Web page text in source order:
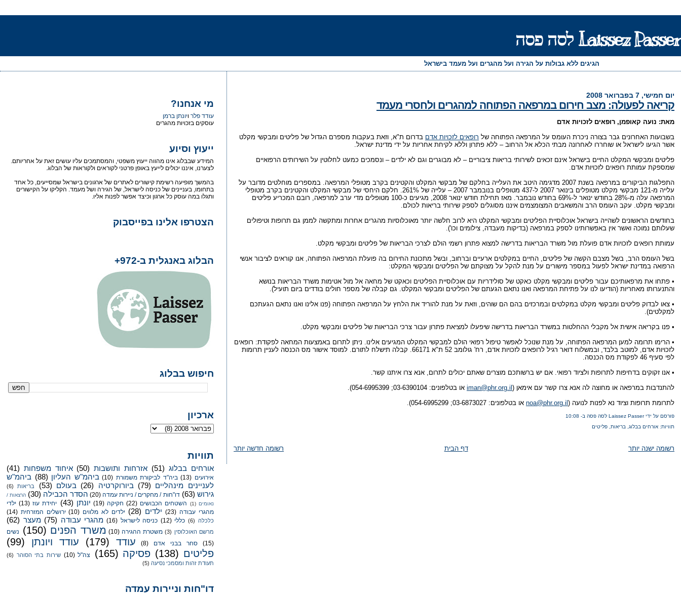
Laissez Passer לסה פסה
הגיגים ללא גבולות על הגירה ועל מהגרים ועל מעמד בישראל
יום חמישי, 7 בפברואר 2008
קריאה לפעולה: מצב חירום במרפאה הפתוחה למהגרים ולחסרי מעמד
מאת: נועה קאופמן, רופאים לזכויות אדם
בשבועות האחרונים גבר בצורה ניכרת העומס על המרפאה הפתוחה של רופאים לזכויות אדם בדרום ת"א, וזאת בעקבות מספרם הגדול של פליטים ומבקשי מקלט
אשר הגיעו לישראל או שוחררו לאחרונה מבתי הכלא אל הרחוב – ללא פתרון וללא לקיחת אחריות על ידי מדינת ישראל.
פליטים ומבקשי המקלט החיים בישראל אינם זכאים לשירותי בריאות ציבוריים – לא מבוגרים וגם לא ילדים – ונסמכים כמעט לחלוטין על השירותים הרפואיים
שמספקת עמותת רופאים לזכויות אדם.
התפלגות הביקורים במרפאה בשנת 2007 מדגימה היטב את העלייה בחלקם של מבקשי המקלט והקטינים בקרב מטופלי המרפאה. במספרים מוחלטים מדובר על
עלייה מ-121 מבקשי מקלט מטופלים בינואר 2007 ל-437 מטופלים בנובמבר 2007 – עלייה של 261%. חלקם היחסי של מבקשי המקלט והקטינים בקרב מטופלי
המרפאה עלה מ-28% בחודש ינואר ל-69% בחודש נובמבר. מאז תחילת חודש ינואר 2008, מגיעים כ-100 מטופלים מדי ערב למרפאה, רובם המכריע פליטים
ומבקשי מקלט. עקב העומס הרב והמשאבים המצומצמים איננו מסוגלים לספק שירותי בריאות לכולם.
בחודשים הראשונים לשהייה בישראל אוכלוסיית הפליטים ומבקשי המקלט היא לרוב חלשה יותר מאוכלוסיות מהגרים אחרות ומתקשה לממן גם תרופות וטיפולים
שעלותם נמוכה ואשר אין באפשרותינו לספק במרפאה (בדיקות מעבדה, צילומים וכו').
עמותת רופאים לזכויות אדם פועלת מול משרד הבריאות בדרישה למצוא פתרון רשמי הולם לצרכי הבריאות של פליטים ומבקשי מקלט.
בשל העומס הרב, בשל מצבם הקשה של פליטים, החיים במקלטים ארעיים וברחוב, ובשל מתכונת החירום בה פועלת המרפאה הפתוחה, אנו קוראים לציבור אנשי
הרפואה במדינת ישראל לפעול במספר מישורים על מנת להקל על מצוקתם של הפליטים ומבקשי המקלט:
• פתחו את מרפאותיכם עבור פליטים ומבקשי מקלט כאקט של סולידריות עם אוכלוסיית הפליטים וכאקט של מחאה אל מול אטימות משרד הבריאות בנושא
והתנערותו מאחריות (הודיעו לנו על פתיחת המרפאה ואנו נתאם הגעתם של הפליטים ומבקשי המקלט. גם קבלה של מספר חולים בודדים ביום תועיל).
• צאו לבדוק פליטים ומבקשי מקלט במקלטים ובמרכזים בהם הם שוהים, וזאת על מנת להוריד את הלחץ על המרפאה הפתוחה (פנו אלינו ואנו נתאם הגעתכם
למקלטים).
• פנו בקריאה אישית אל מקבלי ההחלטות במשרד הבריאות בדרישה שיפעלו למציאת פתרון עבור צרכי הבריאות של פליטים ומבקשי מקלט.
• הרימו תרומה למען המרפאה הפתוחה, על מנת שנוכל לאפשר טיפול רפואי הולם למבקשי המקלט המגיעים אלינו. ניתן לתרום באמצעות המחאה לפקודת: רופאים
לזכויות אדם, למוטב בלבד, ובמשלוח דואר רגיל לרופאים לזכויות אדם, רח' גולומב 52 ת"א 66171. קבלה תישלח לתורם. למוסד אישור מס הכנסה לעניין תרומות
לפי סעיף 46 לפקודת מס הכנסה.
• אנו זקוקים בדחיפות לתרופות ולציוד רפואי. אם יש ברשותכם מוצרים שאתם יכולים לתרום, אנא צרו איתנו קשר.
להתנדבות במרפאה או מחוצה לה אנא צרו קשר עם אימאן ( iman@phr.org.il או בטלפונים: 03-6390104; 054-6995399).
לתרומת תרופות וציוד נא לפנות לנועה ( noa@phr.org.il או בטלפונים: 03-6873027; 054-6995299).
פורסם על ידי Laissez Passer לסה פסה ב- 10:08
תוויות: אורחים בבלוג, בריאות, פליטים
רשומה חדשה יותר רשומה ישנה יותר דף הבית
מי אנחנו?
עודד פלר ויונתן ברמן
עוסקים בזכויות מהגרים
ייעוץ וסיוע
המידע שבבלוג אינו מהווה ייעוץ משפטי, והמסתמכים עליו עושים זאת על אחריותם.
לצערנו, איננו יכולים לייעץ באופן פרטני לקוראים ולקוראות של הבלוג.
בהמשך מופיעה רשימת קישורים לאתרים של ארגונים בישראל שמסייעים, כל אחד
בתחומו, בעניינים של כניסה לישראל, של הגירה ושל מעמד. הקליקו על הקישורים
ותגלו במה עוסק כל ארגון וכיצד אפשר לפנות אליו.
הצטרפו אלינו בפייסבוק
הבלוג באנגלית ב-972+
חיפוש בבלוג
ארכיון
תוויות
אורחים בבלוג (51) אזרחות ותושבות (50) איחוד משפחות (41)
אירועים (13) ביה"ד לביקורת משמורת (10) ביהמ"ש העליון (88) ביהמ"ש
לעניינים מינהליים
(79) ביורוקרטיה (26) בעולם (53) בריאות (6)
גירוש (63) דו"חות / מחקרים / ניירות עמדה (20) הסדר הכבילה (30) הרצאות /
נאומים (1) השטחים הכבושים (22) חקיקה (19) יונתן (43) יחידת עוז (13) ילדי
מהגרי עבודה (23) ילדים (28) ילדים לא מלווים (10) ירושלים המזרחית (14)
כלכלה (6) כללי (12) כניסה לישראל (16) מהגרי עבודה (75) מעצר (62)
מרשם האוכלוסין (3) משטרת ההגירה (10) משרד הפנים (150)
נשים
(15)
סחר בבני אדם (8) עודד (179) עודד ויונתן
(99)
פליטים (138) פסיקה (165) צה"ל (10) שירות בתי הסוהר (6)
תעודת זהות ומסמכי נסיעה (5)
דו"חות וניירות עמדה